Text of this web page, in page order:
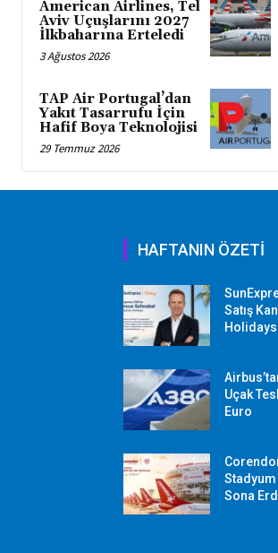
American Airlines, Tel
Aviv Uçuşlarını 2027
İlkbaharına Erteledi
3 Ağustos 2026
TAP Air Portugal’dan
Yakıt Tasarrufu İçin
Hafif Boya Teknolojisi
29 Temmuz 2026
HAFTANIN ÖZETİ
Satış
Holidays
Uçak
Euro
Sona